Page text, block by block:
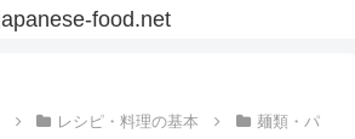
food.net
レシピ・料理の基本
麺類・パ